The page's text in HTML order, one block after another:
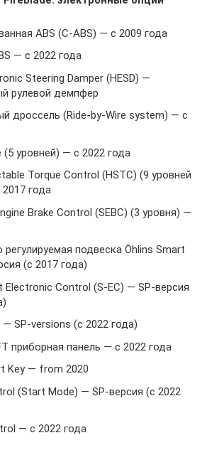
ABS (C-ABS) — с 2009 года
— с 2022 года
Steering Damper (HESD) —
рулевой демпфер
дроссель (Ride-by-Wire system) — с
(5 уровней) — с 2022 года
Torque Control (HSTC) (9 уровней
года
Brake Control (SEBC) (3 уровня) —
регулируемая подвеска Öhlins Smart
(с 2017 года)
Electronic Control (S-EC) — SP-версия
SP-versions (с 2022 года)
приборная панель — с 2022 года
Key — from 2020
(Start Mode) — SP-версия (с 2022
— с 2022 года